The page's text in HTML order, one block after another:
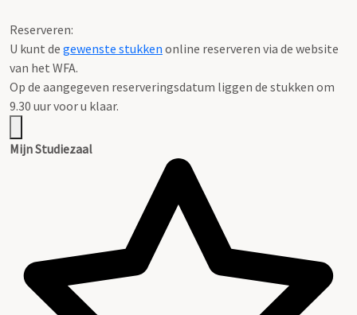
Reserveren:
U kunt de gewenste stukken online reserveren via de website
van het WFA.
Op de aangegeven reserveringsdatum liggen de stukken om
9.30 uur voor u klaar.
Mijn Studiezaal